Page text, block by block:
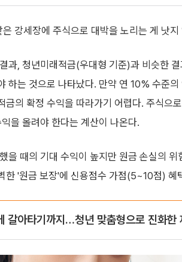
강세장에 주식으로 대박을 노리는 게 낫
과, 청년미래적금(우대형 기준)과 비슷한
하는 것으로 나타났다. 만약 연 10% 수준
금의 확정 수익을 따라가기 어렵다. 주식으
을 올려야 한다는 계산이 나온다.
을 때의 기대 수익이 높지만 원금 손실의
한 '원금 보장'에 신용점수 가점(5~10점)
갈아타기까지…청년 맞춤형으로 진화한